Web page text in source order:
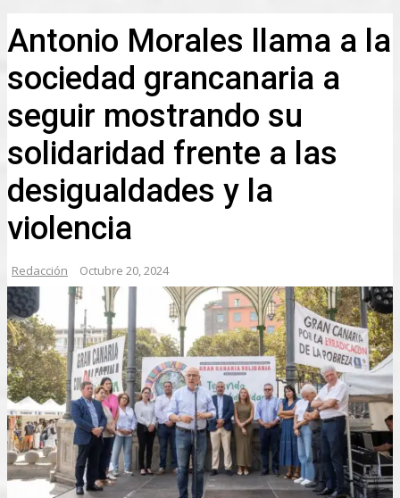
Antonio Morales llama a la
sociedad grancanaria a
seguir mostrando su
solidaridad frente a las
desigualdades y la
violencia
Redacción Octubre 20, 2024